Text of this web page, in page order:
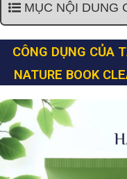
MỤC NỘI DUNG
CÔNG DỤNG CỦA
NATURE BOOK